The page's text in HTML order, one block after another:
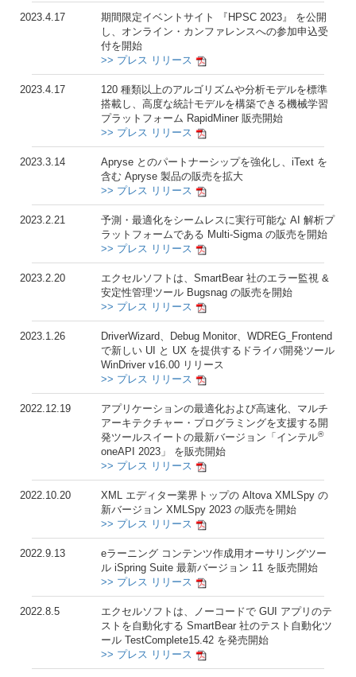
2023.4.17
期間限定イベントサイト 『HPSC 2023』 を公開
し、オンライン・カンファレンスへの参加申込受
付を開始
>> プレス リリース
2023.4.17
120 種類以上のアルゴリズムや分析モデルを標準
搭載し、高度な統計モデルを構築できる機械学習
プラットフォーム RapidMiner 販売開始
>> プレス リリース
2023.3.14
Apryse とのパートナーシップを強化し、iText を
含む Apryse 製品の販売を拡大
>> プレス リリース
2023.2.21
予測・最適化をシームレスに実行可能な AI 解析プ
ラットフォームである Multi-Sigma の販売を開始
>> プレス リリース
2023.2.20
エクセルソフトは、SmartBear 社のエラー監視 &
安定性管理ツール Bugsnag の販売を開始
>> プレス リリース
2023.1.26
DriverWizard、Debug Monitor、WDREG_Frontend
で新しい UI と UX を提供するドライバ開発ツール
WinDriver v16.00 リリース
>> プレス リリース
2022.12.19
アプリケーションの最適化および高速化、マルチ
アーキテクチャー・プログラミングを支援する開
発ツールスイートの最新バージョン「インテル®
oneAPI 2023」 を販売開始
>> プレス リリース
2022.10.20
XML エディター業界トップの Altova XMLSpy の
新バージョン XMLSpy 2023 の販売を開始
>> プレス リリース
2022.9.13
eラーニング コンテンツ作成用オーサリングツー
ル iSpring Suite 最新バージョン 11 を販売開始
>> プレス リリース
2022.8.5
エクセルソフトは、ノーコードで GUI アプリのテ
ストを自動化する SmartBear 社のテスト自動化ツ
ール TestComplete15.42 を発売開始
>> プレス リリース